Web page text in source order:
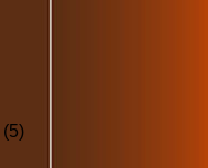
(5)